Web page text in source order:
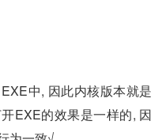
中, 因此内核版本就是
EXE的效果是一样的, 因